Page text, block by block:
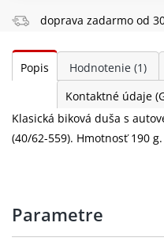
doprava zadarmo od
Popis Hodnotenie (1)
Kontaktné údaje
Klasická biková duša s
(40/62-559). Hmotnosť 190 g.
Parametre